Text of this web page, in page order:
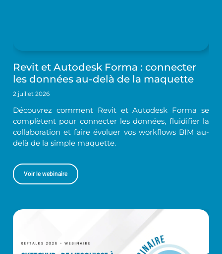
Revit et Autodesk Forma : connecter
les données au-delà de la maquette
2 juillet 2026
Découvrez comment Revit et Autodesk Forma se
complètent pour connecter les données, fluidifier la
collaboration et faire évoluer vos workflows BIM au-
delà de la simple maquette.
Voir le webinaire